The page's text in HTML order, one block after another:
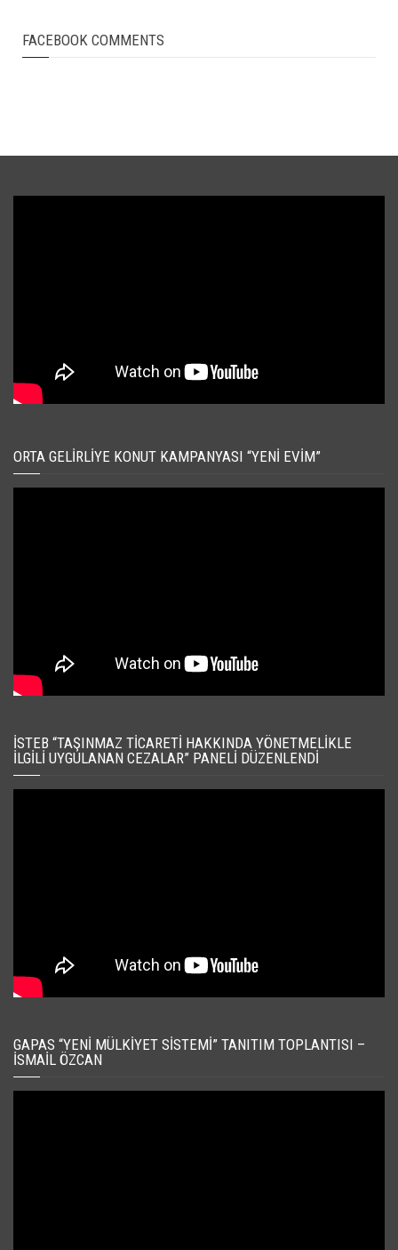
FACEBOOK COMMENTS
ORTA GELIRLIYE KONUT KAMPANYASI “YENI EVIM”
İSTEB “TAŞINMAZ TICARETI HAKKINDA YÖNETMELIKLE
İLGILI UYGULANAN CEZALAR” PANELI DÜZENLENDI
GAPAS “YENI MÜLKIYET SISTEMI” TANITIM TOPLANTISI –
İSMAIL ÖZCAN